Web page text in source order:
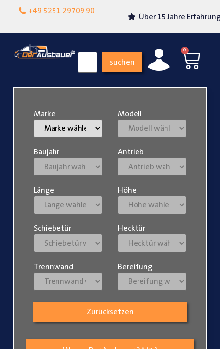
+49 5251 29709 90
Lokalgeschäft in
Über 15 Jahre Erfahrung
suchen
0
Marke Modell
Baujahr Antrieb
Länge Höhe
Schiebetür Hecktür
Trennwand Bereifung
Zurücksetzen